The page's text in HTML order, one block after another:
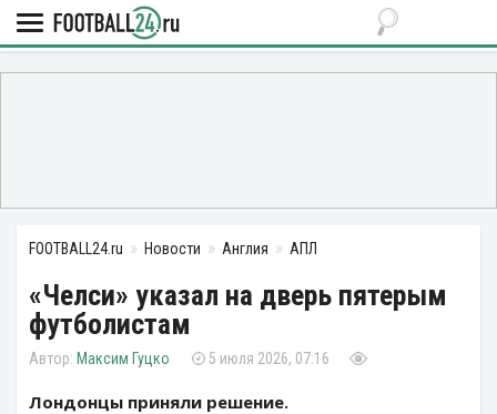
FOOTBALL24.ru Новости Англия АПЛ
«Челси» указал на дверь пятерым
футболистам
Максим Гуцко 5 июля 2026, 07:16
Лондонцы приняли решение.